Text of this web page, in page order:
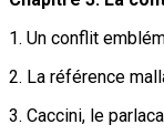
1. Un conflit
2. La référence
3. Caccini, le